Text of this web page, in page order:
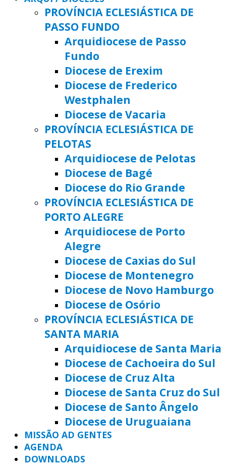
PROVÍNCIA ECLESIÁSTICA DE
PASSO FUNDO
Arquidiocese de Passo
Fundo
Diocese de Erexim
Diocese de Frederico
Westphalen
Diocese de Vacaria
PROVÍNCIA ECLESIÁSTICA DE
PELOTAS
Arquidiocese de Pelotas
Diocese de Bagé
Diocese do Rio Grande
PROVÍNCIA ECLESIÁSTICA DE
PORTO ALEGRE
Arquidiocese de Porto
Alegre
Diocese de Caxias do Sul
Diocese de Montenegro
Diocese de Novo Hamburgo
Diocese de Osório
PROVÍNCIA ECLESIÁSTICA DE
SANTA MARIA
Arquidiocese de Santa Maria
Diocese de Cachoeira do Sul
Diocese de Cruz Alta
Diocese de Santa Cruz do Sul
Diocese de Santo Ângelo
Diocese de Uruguaiana
MISSÃO AD GENTES
AGENDA
DOWNLOADS